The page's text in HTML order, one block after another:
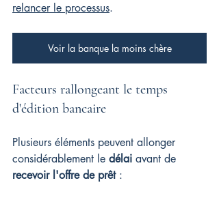
relancer le processus.
Voir la banque la moins chère
Facteurs rallongeant le temps
d'édition bancaire
Plusieurs éléments peuvent allonger
considérablement le délai avant de
recevoir l'offre de prêt :